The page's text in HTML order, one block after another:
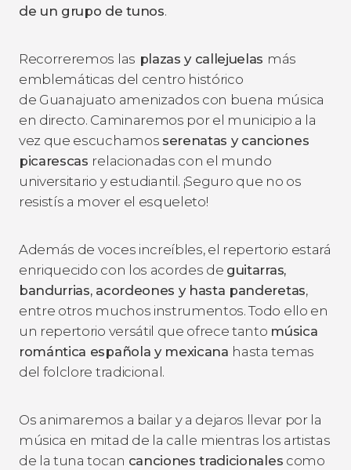
de un grupo de tunos.
Recorreremos las plazas y callejuelas más
emblemáticas del centro histórico
de Guanajuato amenizados con buena música
en directo. Caminaremos por el municipio a la
vez que escuchamos serenatas y canciones
picarescas relacionadas con el mundo
universitario y estudiantil. ¡Seguro que no os
resistís a mover el esqueleto!
Además de voces increíbles, el repertorio estará
enriquecido con los acordes de guitarras,
bandurrias, acordeones y hasta panderetas,
entre otros muchos instrumentos. Todo ello en
un repertorio versátil que ofrece tanto música
romántica española y mexicana hasta temas
del folclore tradicional.
Os animaremos a bailar y a dejaros llevar por la
música en mitad de la calle mientras los artistas
de la tuna tocan canciones tradicionales como